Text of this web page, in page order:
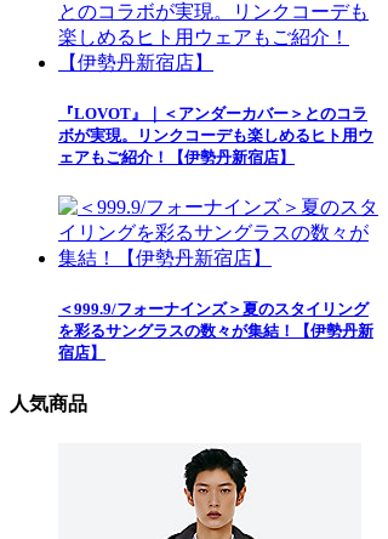
『LOVOT』｜＜アンダーカバー＞とのコラ
ボが実現。リンクコーデも楽しめるヒト用ウ
ェアもご紹介！【伊勢丹新宿店】
＜999.9/フォーナインズ＞夏のスタイリング
を彩るサングラスの数々が集結！【伊勢丹新
宿店】
人気商品